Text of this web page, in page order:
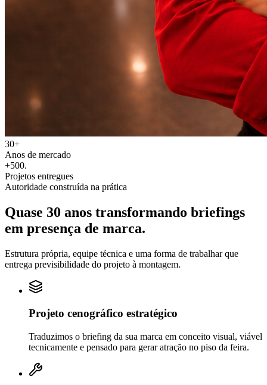
30+
Anos de mercado
+500.
Projetos entregues
Autoridade construída na prática
Quase 30 anos transformando briefings
em presença de marca.
Estrutura própria, equipe técnica e uma forma de trabalhar que
entrega previsibilidade do projeto à montagem.
Projeto cenográfico estratégico
Traduzimos o briefing da sua marca em conceito visual, viável
tecnicamente e pensado para gerar atração no piso da feira.